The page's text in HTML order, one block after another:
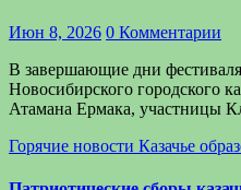
Июн 8, 2026 0 Комментарии
В завершающие дни
Новосибирского городского
Атамана Ермака, участницы
Горячие новости Казачье